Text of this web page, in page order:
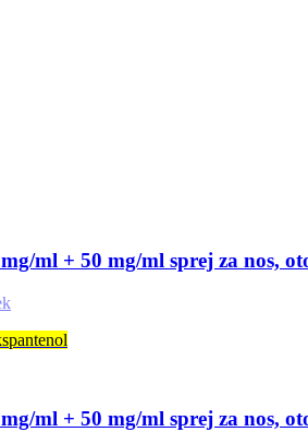
ml + 50 mg/ml sprej za nos,
ml + 50 mg/ml sprej za nos,